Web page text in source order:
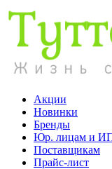
Акции
Новинки
Бренды
Юр. лицам и
Поставщикам
Прайс-лист